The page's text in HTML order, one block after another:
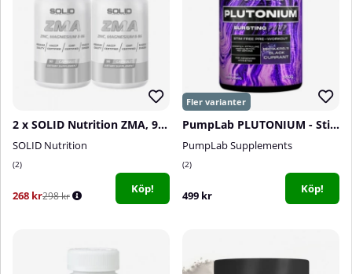
2 x SOLID Nutrition ZMA, 90 caps
SOLID Nutrition
2
268 kr298 kr
Köp!
PumpLab PLUTONIUM - Stim Free PWO, 550 g
PumpLab Supplements
2
499 kr Köp!